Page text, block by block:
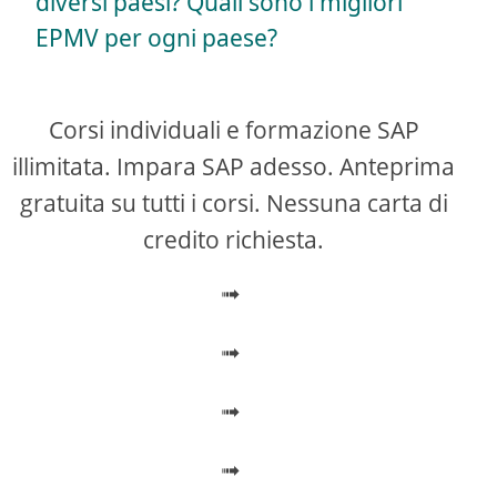
y
i
d
e
o
EPMV per ogni paese?
Corsi individuali e formazione SAP
illimitata. Impara SAP adesso. Anteprima
gratuita su tutti i corsi. Nessuna carta di
credito richiesta.
➟
➟
➟
➟